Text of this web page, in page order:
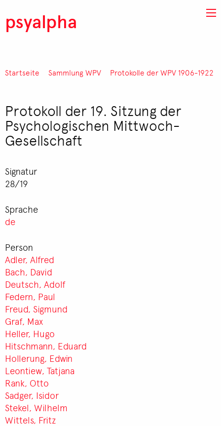
psyalpha
Pfadnavigation
Startseite Sammlung WPV Protokolle der WPV 1906-1922
Protokoll der 19. Sitzung der
Psychologischen Mittwoch-
Gesellschaft
Signatur
28/19
Sprache
de
Person
Adler, Alfred
Bach, David
Deutsch, Adolf
Federn, Paul
Freud, Sigmund
Graf, Max
Heller, Hugo
Hitschmann, Eduard
Hollerung, Edwin
Leontiew, Tatjana
Rank, Otto
Sadger, Isidor
Stekel, Wilhelm
Wittels, Fritz